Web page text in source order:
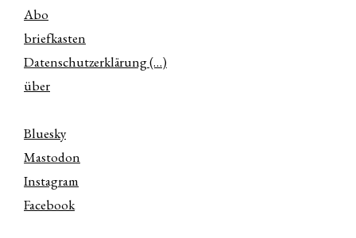
Abo
briefkasten
Datenschutzerklärung (…)
über
Bluesky
Mastodon
Instagram
Facebook